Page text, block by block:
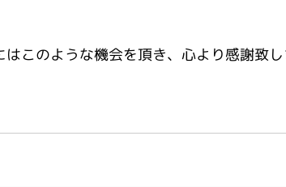
このような機会を頂き、心より感謝致し